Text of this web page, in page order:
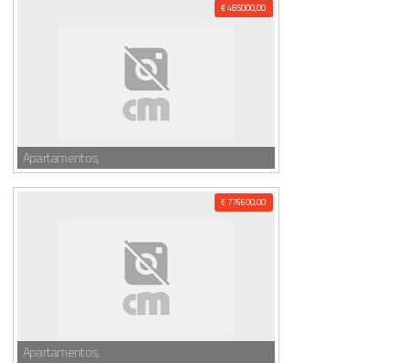
€ 485000,00
Apartamentos,
€ 776600,00
Apartamentos,